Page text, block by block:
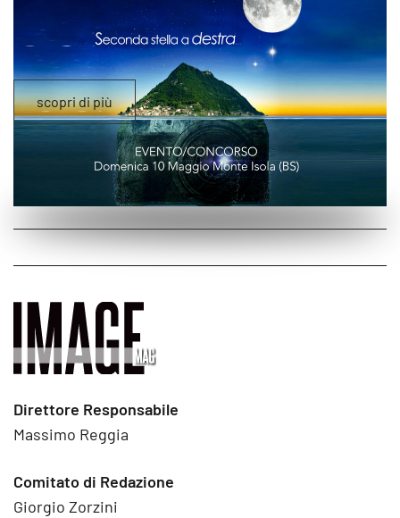
scopri di più
Direttore Responsabile
Massimo Reggia
Comitato di Redazione
Giorgio Zorzini